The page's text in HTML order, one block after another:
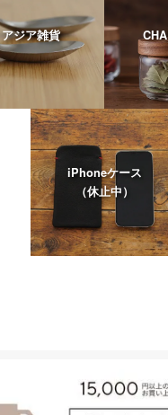
アジア雑貨
iPhoneケース
（休止中）